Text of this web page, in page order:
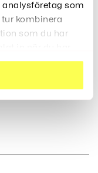
analysföretag som
kombinera
som du har